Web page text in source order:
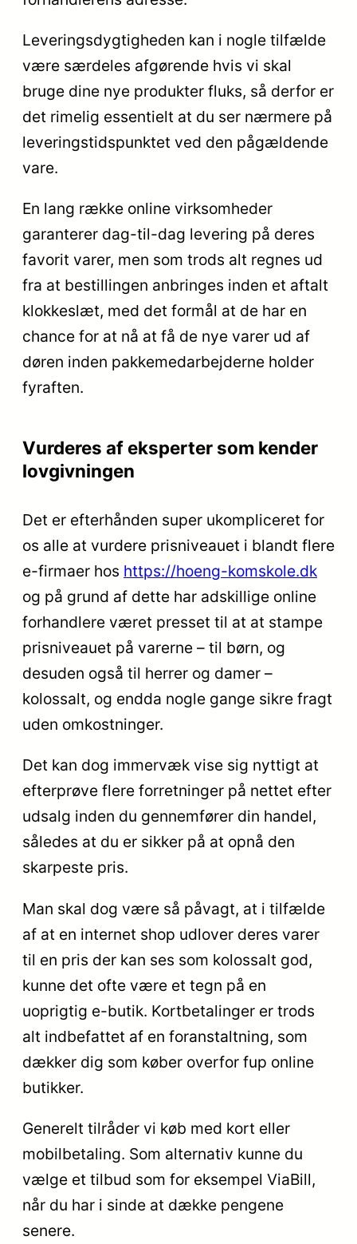
Leveringsdygtigheden kan i nogle tilfælde
være særdeles afgørende hvis vi skal
bruge dine nye produkter fluks, så derfor er
det rimelig essentielt at du ser nærmere på
leveringstidspunktet ved den pågældende
vare.
En lang række online virksomheder
garanterer dag-til-dag levering på deres
favorit varer, men som trods alt regnes ud
fra at bestillingen anbringes inden et aftalt
klokkeslæt, med det formål at de har en
chance for at nå at få de nye varer ud af
døren inden pakkemedarbejderne holder
fyraften.
Vurderes af eksperter som kender
lovgivningen
Det er efterhånden super ukompliceret for
os alle at vurdere prisniveauet i blandt flere
e-firmaer hos https://hoeng-komskole.dk
og på grund af dette har adskillige online
forhandlere været presset til at at stampe
prisniveauet på varerne – til børn, og
desuden også til herrer og damer –
kolossalt, og endda nogle gange sikre fragt
uden omkostninger.
Det kan dog immervæk vise sig nyttigt at
efterprøve flere forretninger på nettet efter
udsalg inden du gennemfører din handel,
således at du er sikker på at opnå den
skarpeste pris.
Man skal dog være så påvagt, at i tilfælde
af at en internet shop udlover deres varer
til en pris der kan ses som kolossalt god,
kunne det ofte være et tegn på en
uoprigtig e-butik. Kortbetalinger er trods
alt indbefattet af en foranstaltning, som
dækker dig som køber overfor fup online
butikker.
Generelt tilråder vi køb med kort eller
mobilbetaling. Som alternativ kunne du
vælge et tilbud som for eksempel ViaBill,
når du har i sinde at dække pengene
senere.